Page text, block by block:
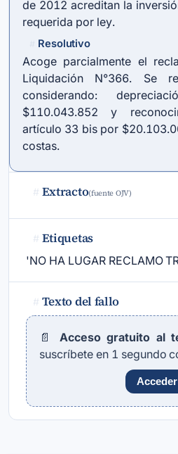
de 2012 acreditan la
requerida por ley.
Resolutivo
Acoge parcialmente el
Liquidación N°366. Se
considerando:
$110.043.852 y
artículo 33 bis por
costas.
# Extracto(fuente OJV)
# Etiquetas
'NO HA LUGAR RECLAMO
# Texto del fallo
📄 Acceso gratuito al
suscríbete en 1 segundo
Acceder